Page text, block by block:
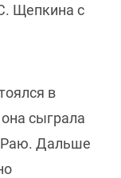
Щепкина с
в
сыграла
Раю. Дальше